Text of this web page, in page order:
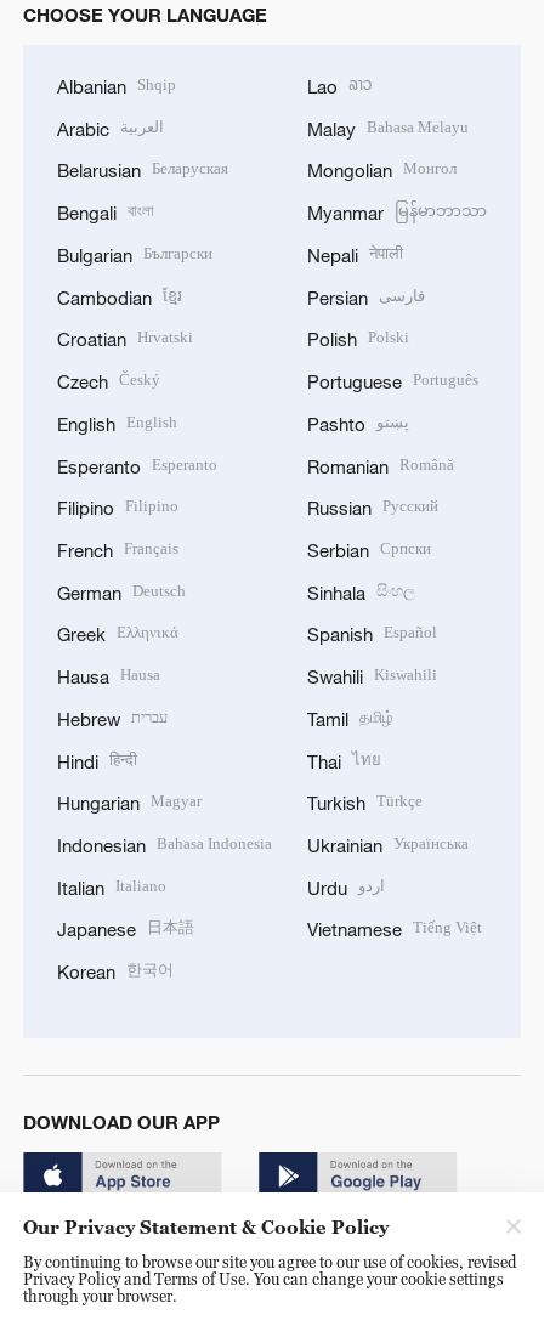
CHOOSE YOUR LANGUAGE
Albanian Shqip
Arabic العربية
Belarusian Беларуская
Bengali বাংলা
Bulgarian Български
Cambodian ខ្មែរ
Croatian Hrvatski
Czech Český
English English
Esperanto Esperanto
Filipino Filipino
French Français
German Deutsch
Greek Ελληνικά
Hausa Hausa
Hebrew עברית
Hindi हिन्दी
Hungarian Magyar
Indonesian Bahasa Indonesia
Italian Italiano
Japanese 日本語
Korean 한국어
Lao ລາວ
Malay Bahasa Melayu
Mongolian Монгол
Myanmar မြန်မာဘာသာ
Nepali नेपाली
Persian فارسی
Polish Polski
Portuguese Português
Pashto پښتو
Romanian Română
Russian Русский
Serbian Српски
Sinhala සිංහල
Spanish Español
Swahili Kiswahili
Tamil தமிழ்
Thai ไทย
Turkish Türkçe
Ukrainian Українська
Urdu اردو
Vietnamese Tiếng Việt
DOWNLOAD OUR APP
© China Radio International.CRI. All Rights Reserved. 16A
Our Privacy Statement & Cookie Policy
By continuing to browse our site you agree to our use of cookies, revised
Privacy Policy and Terms of Use. You can change your cookie settings
through your browser.